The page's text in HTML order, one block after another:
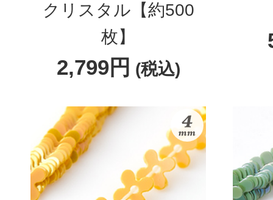
クリスタル【約500
枚】
2,799円 (税込)